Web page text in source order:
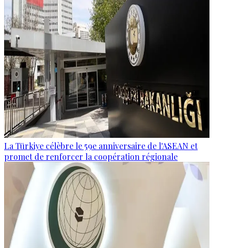
La Türkiye célèbre le 59e anniversaire de l'ASEAN et
promet de renforcer la coopération régionale